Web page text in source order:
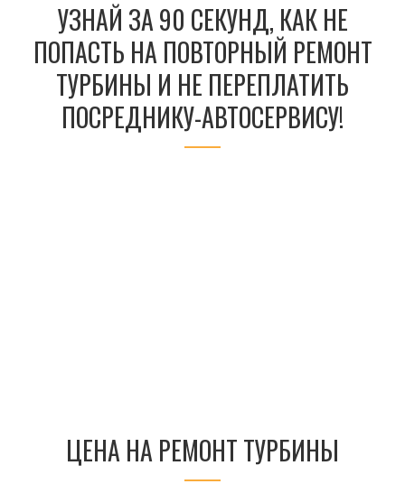
УЗНАЙ ЗА 90 СЕКУНД, КАК НЕ
ПОПАСТЬ НА ПОВТОРНЫЙ РЕМОНТ
ТУРБИНЫ И НЕ ПЕРЕПЛАТИТЬ
ПОСРЕДНИКУ-АВТОСЕРВИСУ!
ЦЕНА НА РЕМОНТ ТУРБИНЫ